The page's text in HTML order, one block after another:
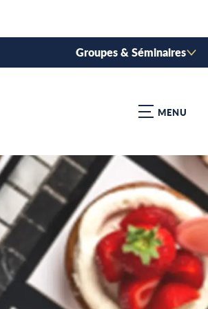
Groupes & Séminaires
MENU